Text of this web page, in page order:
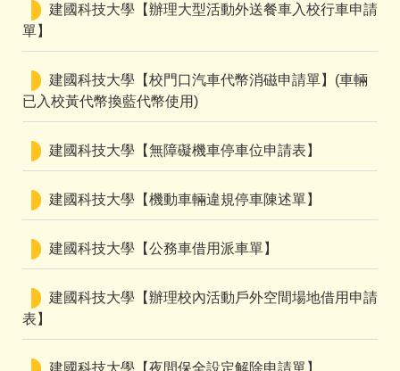
建國科技大學【辦理大型活動外送餐車入校行車申請
單】
建國科技大學【校門口汽車代幣消磁申請單】(車輛
已入校黃代幣換藍代幣使用)
建國科技大學【無障礙機車停車位申請表】
建國科技大學【機動車輛違規停車陳述單】
建國科技大學【公務車借用派車單】
建國科技大學【辦理校內活動戶外空間場地借用申請
表】
建國科技大學【夜間保全設定解除申請單】